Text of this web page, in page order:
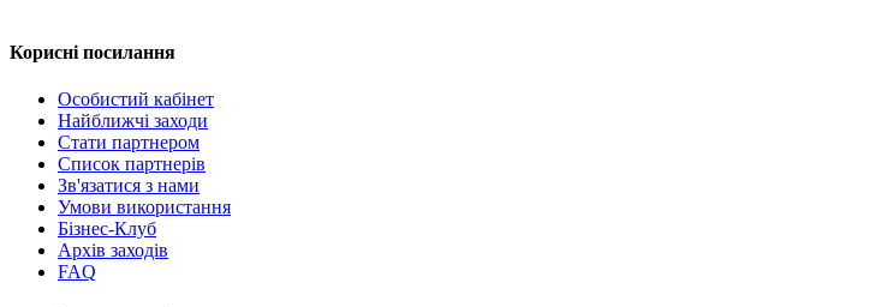
Корисні посилання
Особистий кабінет
Найближчі заходи
Стати партнером
Список партнерів
Зв'язатися з нами
Умови використання
Бізнес-Клуб
Архів заходів
FAQ